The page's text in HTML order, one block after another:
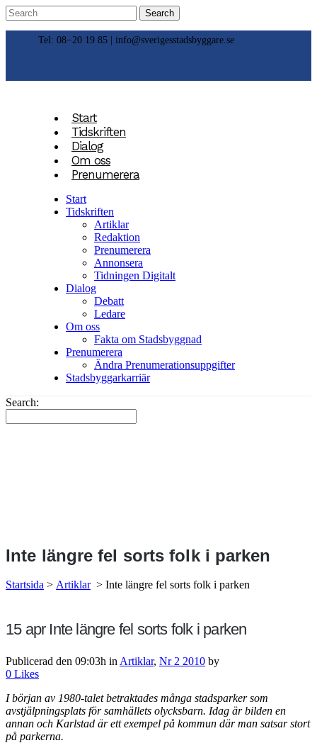
Tel: 08−20 19 85 | info@sverigesstadsbyggare.se
Start
Tidskriften
Dialog
Om oss
Prenumerera
Start
Tidskriften
Artiklar
Redaktion
Prenumerera
Annonsera
Tidningen Digitalt
Dialog
Debatt
Ledare
Om oss
Fakta om Stadsbyggnad
Prenumerera
Ändra Prenumerationsuppgifter
Stadsbyggarkarriär
Search:
Inte längre fel sorts folk i parken
Startsida > Artiklar > Inte längre fel sorts folk i parken
15 aprInte längre fel sorts folk i parken
Publicerad den 09:03h in Artiklar, Nr 2 2010 by
0 Likes
I början av 1980-talet betraktades många stadsparker som
avstjälpningsplats för samhällets olycksbarn. Idag är bilden en
annan och Karlstad är ett exempel på kommun där man satsar stort
på parkerna.